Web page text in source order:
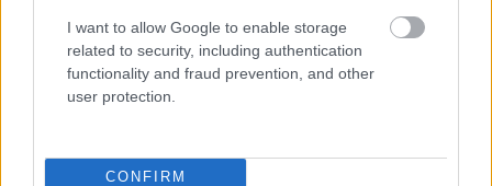
I want to allow Google to enable storage
related to security, including authentication
functionality and fraud prevention, and other
user protection.
CONFIRM
Ezért párásodik be állandóan az ablak – egyszerűbb a
megoldás, mint gondolnád